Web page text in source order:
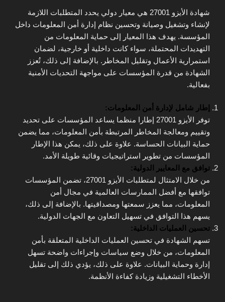
شهادة الأيزو 27001 هي معيار دولي يحدد المتطلبات اللازمة
لإنشاء وتشغيل وصيانة وتحسين نظام إدارة أمن المعلومات داخل
المؤسسة. يهدف هذا المعيار إلى حماية المعلومات من
التهديدات المحتملة، سواء كانت داخلية أو خارجية، لضمان
استمرارية الأعمال وتقليل المخاطر. بالإضافة إلى ذلك، تُعزز
الشهادة من قدرة المؤسسات على مواجهة التحديات الأمنية
بفعالية.
إطار شامل لإدارة أمن المعلومات:
توفر الأيزو 27001 إطارا منظما يساعد المؤسسات على تحديد
وتقييم ومعالجة المخاطر المرتبطة بأمن المعلومات، مما يضمن
حماية البيانات الحساسة. علاوة على ذلك، يمكن هذا الإطار
المؤسسات من تطوير استراتيجيات وقائية طويلة الأمد.
توافق مع المعايير الدولية:
من خلال الامتثال لمتطلبات الأيزو 27001، تضمن المؤسسات
توافقها مع أفضل الممارسات العالمية في مجال أمن
المعلومات، مما يعزز سمعتها ومصداقيتها. بالإضافة إلى ذلك،
يسهم هذا التوافق في تسهيل التعاون مع الجهات الدولية.
تحسين العمليات الداخلية:
تسهم الشهادة في تحسين العمليات الداخلية المتعلقة بأمن
المعلومات، من خلال وضع سياسات وإجراءات واضحة تسهل
إدارة وحماية البيانات. علاوة على ذلك، يؤدي ذلك إلى تقليل
الأخطاء التشغيلية وزيادة كفاءة الأنظمة.